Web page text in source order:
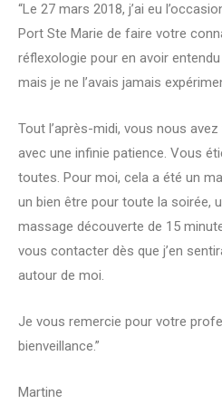
“Le 27 mars 2018, j’ai eu
Port Ste Marie de faire votre
réflexologie pour en avoir
mais je ne l’avais jamais
Tout l’après-midi, vous nous
avec une infinie patience. Vous
toutes. Pour moi, cela a été un
un bien être pour toute la soirée,
massage découverte de 15
vous contacter dès que j’en
autour de moi.
Je vous remercie pour votre
bienveillance.”
Martine